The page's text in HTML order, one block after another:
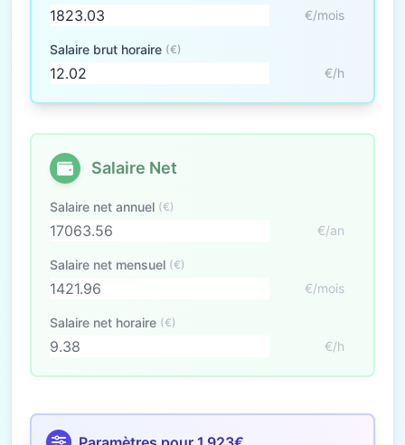
€/mois
Salaire brut horaire (€)
€/h
Salaire Net
Salaire net annuel (€)
€/an
Salaire net mensuel (€)
€/mois
Salaire net horaire (€)
€/h